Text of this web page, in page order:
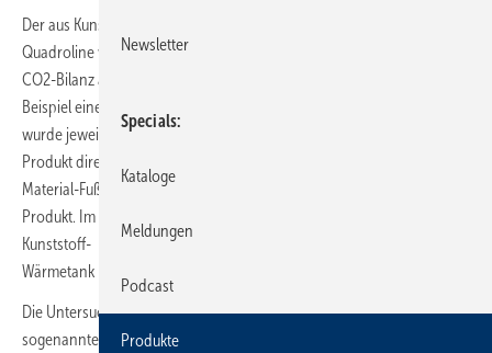
Der aus Kunststoff hergestellte Wärmespeicher Thermotank
Quadroline weist nach Herstellerangaben eine rund 60 % bessere
CO2-Bilanz auf als ein vergleichbarer Standard-Stahlspeicher. Am
Beispiel eines 500-l-Pufferspeichers mit der Energieeffizienzklasse B
wurde jeweils der Gesamtwert an CO2-Emissionen ermittelt, die das
Produkt direkt und indirekt verursacht. Demnach beträgt der CO2-
Material-Fußabdruck für den Stahlspeicher rund 278 kg CO2 pro
Produkt. Im Vergleich dazu ergab die Berechnung für den Roth
Kunststoff-
Wärmetank nur etwa 174 kg CO2.
Die Untersuchung erfolgte in Übereinstimmung mit den Vorgaben des
sogenannten Greenhouse Gas Protocol (GHG). Dabei wurden alle
Newsletter
Specials
Kataloge
Meldungen
Podcast
Produkte